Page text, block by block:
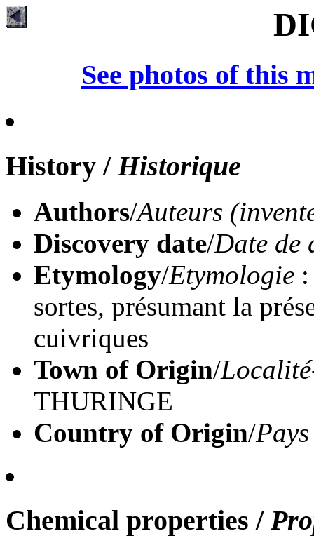
See photos of this
History / Historique
Authors/Auteurs
Discovery date/Date de
Etymology/Etymologie
sortes, présumant la
cuivriques
Town of Origin/
THURINGE
Country of Origin/Pays
Chemical properties /